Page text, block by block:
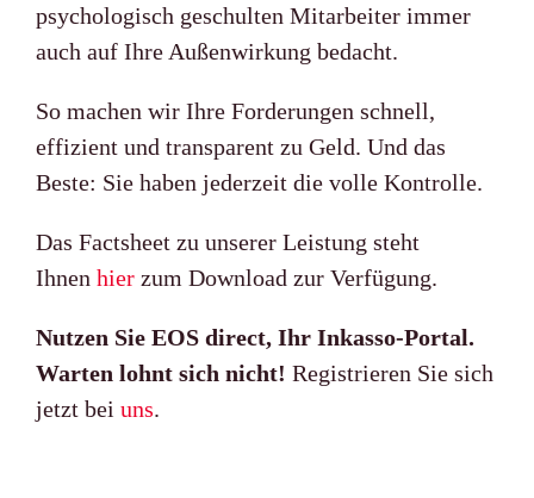
psychologisch geschulten Mitarbeiter immer
auch auf Ihre Außenwirkung bedacht.
So machen wir Ihre Forderungen schnell,
effizient und transparent zu Geld. Und das
Beste: Sie haben jederzeit die volle Kontrolle.
Das Factsheet zu unserer Leistung steht
Ihnen hierzum Download zur Verfügung.
Nutzen Sie EOS direct, Ihr Inkasso-Portal.
Warten lohnt sich nicht! Registrieren Sie sich
jetzt bei uns.